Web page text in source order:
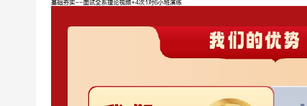
基础夯实--面试全系理论视频+4次1对6小班演练